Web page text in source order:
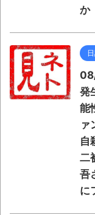
か
発
能
ァ
自
二
吾
に